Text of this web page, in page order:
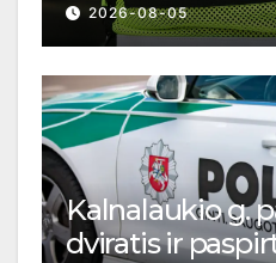
2026-08-05
Kalnalaukio g.
dviratis ir